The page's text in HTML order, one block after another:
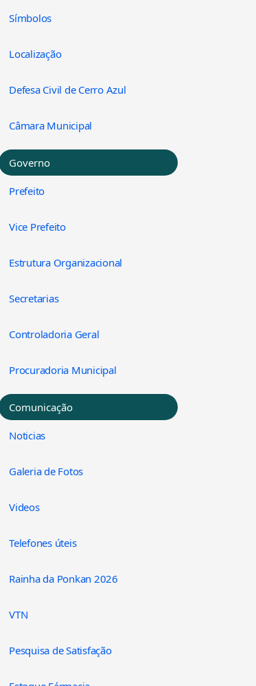
Símbolos
Localização
Defesa Civil de Cerro Azul
Câmara Municipal
Governo
Prefeito
Vice Prefeito
Estrutura Organizacional
Secretarias
Controladoria Geral
Procuradoria Municipal
Comunicação
Noticias
Galeria de Fotos
Videos
Telefones úteis
Rainha da Ponkan 2026
VTN
Pesquisa de Satisfação